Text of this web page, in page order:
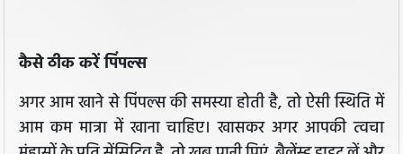
कैसे ठीक करें पिंपल्स
अगर आम खाने से पिंपल्स की समस्या होती है, तो ऐसी स्थिति में
आम कम मात्रा में खाना चाहिए। खासकर अगर आपकी त्वचा